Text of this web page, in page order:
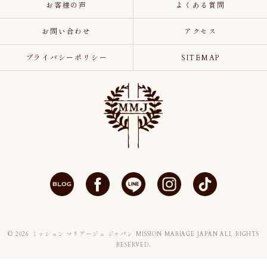
お客様の声 よくある質問
お問い合わせ アクセス
プライバシーポリシー SITEMAP
© 2026 ミッション マリアージュ ジャパン MISSION MARIAGE JAPAN ALL RIGHTS
RESERVED.